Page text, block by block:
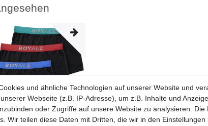
und ähnliche Technologien auf unserer Website und
Webseite (z.B. IP-Adresse), um z.B. Inhalte und
oder Zugriffe auf unsere Website zu analysieren.
Wir teilen diese Daten mit Dritten, die wir in den Einstellungen